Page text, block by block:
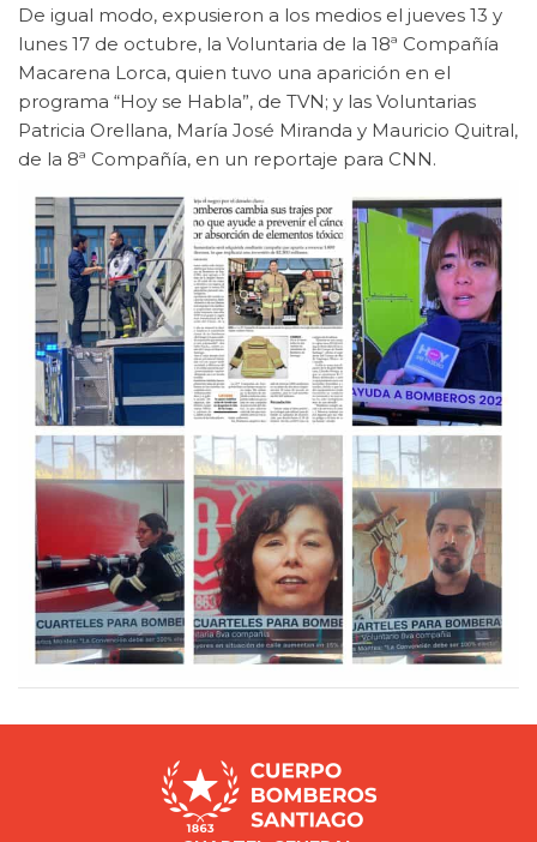
De igual modo, expusieron a los medios el jueves 13 y
lunes 17 de octubre, la Voluntaria de la 18ª Compañía
Macarena Lorca, quien tuvo una aparición en el
programa “Hoy se Habla”, de TVN; y las Voluntarias
Patricia Orellana, María José Miranda y Mauricio Quitral,
de la 8ª Compañía, en un reportaje para CNN.